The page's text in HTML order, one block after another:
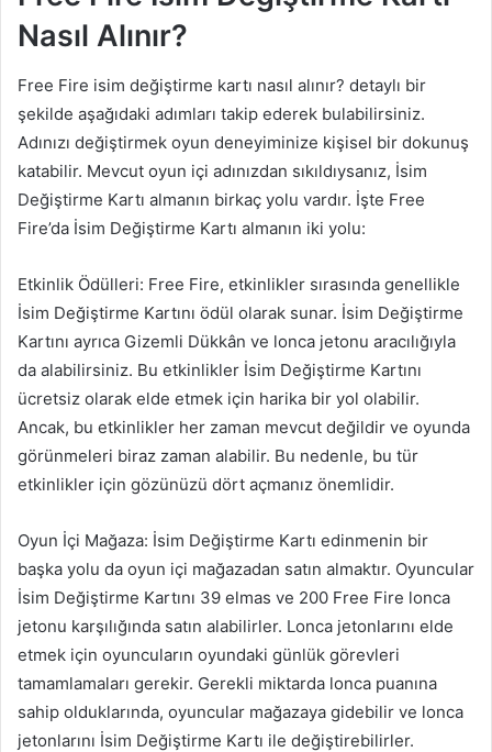
Nasıl Alınır?
Free Fire isim değiştirme kartı nasıl alınır? detaylı bir
şekilde aşağıdaki adımları takip ederek bulabilirsiniz.
Adınızı değiştirmek oyun deneyiminize kişisel bir dokunuş
katabilir. Mevcut oyun içi adınızdan sıkıldıysanız, İsim
Değiştirme Kartı almanın birkaç yolu vardır. İşte Free
Fire’da İsim Değiştirme Kartı almanın iki yolu:
Etkinlik Ödülleri: Free Fire, etkinlikler sırasında genellikle
İsim Değiştirme Kartını ödül olarak sunar. İsim Değiştirme
Kartını ayrıca Gizemli Dükkân ve lonca jetonu aracılığıyla
da alabilirsiniz. Bu etkinlikler İsim Değiştirme Kartını
ücretsiz olarak elde etmek için harika bir yol olabilir.
Ancak, bu etkinlikler her zaman mevcut değildir ve oyunda
görünmeleri biraz zaman alabilir. Bu nedenle, bu tür
etkinlikler için gözünüzü dört açmanız önemlidir.
Oyun İçi Mağaza: İsim Değiştirme Kartı edinmenin bir
başka yolu da oyun içi mağazadan satın almaktır. Oyuncular
İsim Değiştirme Kartını 39 elmas ve 200 Free Fire lonca
jetonu karşılığında satın alabilirler. Lonca jetonlarını elde
etmek için oyuncuların oyundaki günlük görevleri
tamamlamaları gerekir. Gerekli miktarda lonca puanına
sahip olduklarında, oyuncular mağazaya gidebilir ve lonca
jetonlarını İsim Değiştirme Kartı ile değiştirebilirler.